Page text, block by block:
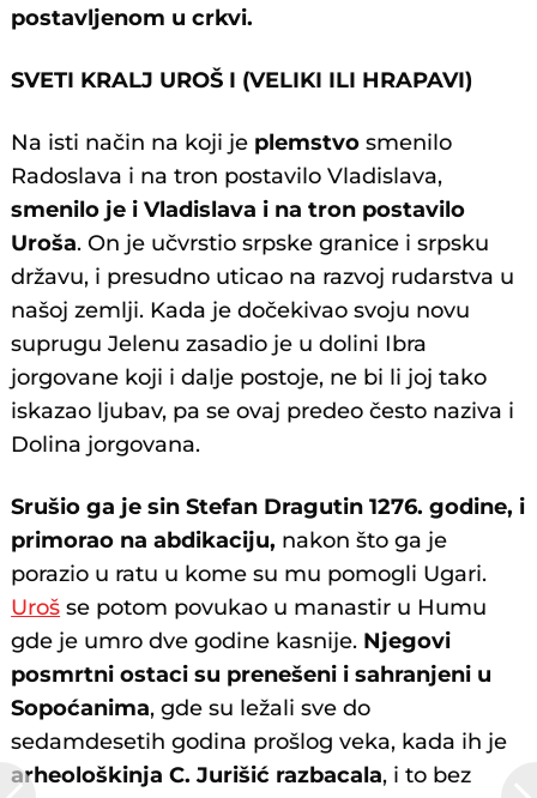
postavljenom u crkvi.
SVETI KRALJ UROŠ I (VELIKI ILI HRAPAVI)
Na isti način na koji je plemstvo smenilo
Radoslava i na tron postavilo Vladislava,
smenilo je i Vladislava i na tron postavilo
Uroša. On je učvrstio srpske granice i srpsku
državu, i presudno uticao na razvoj rudarstva u
našoj zemlji. Kada je dočekivao svoju novu
suprugu Jelenu zasadio je u dolini Ibra
jorgovane koji i dalje postoje, ne bi li joj tako
iskazao ljubav, pa se ovaj predeo često naziva i
Dolina jorgovana.
Srušio ga je sin Stefan Dragutin 1276. godine, i
primorao na abdikaciju, nakon što ga je
porazio u ratu u kome su mu pomogli Ugari.
Uroš se potom povukao u manastir u Humu
gde je umro dve godine kasnije. Njegovi
posmrtni ostaci su prenešeni i sahranjeni u
Sopoćanima, gde su ležali sve do
sedamdesetih godina prošlog veka, kada ih je
arheološkinja C. Jurišić razbacala, i to bez